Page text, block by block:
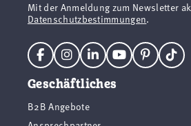
Mit der Anmeldung zum Newsletter
Datenschutzbestimmungen.
Geschäftliches
B2B Angebote